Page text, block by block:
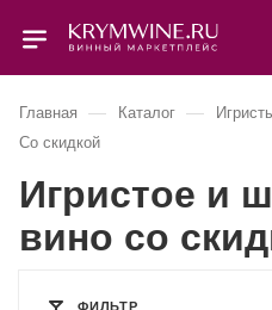
Главная — Каталог —
Со скидкой
Игристое и
вино со
ФИЛЬТР